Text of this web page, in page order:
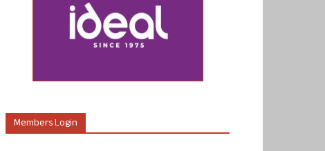
Members Login